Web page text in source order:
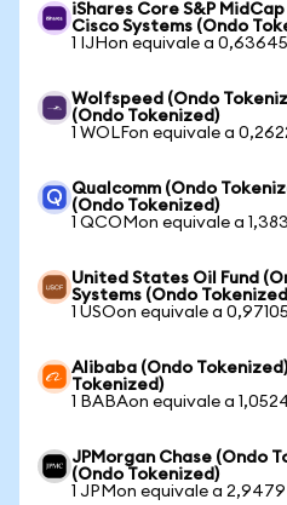
iShares Core S&P
Cisco Systems (Ondo
1 IJHon equivale a
Wolfspeed (Ondo
(Ondo Tokenized)
1 WOLFon equivale a
Qualcomm (Ondo
(Ondo Tokenized)
1 QCOMon equivale a
United States Oil Fund
Systems (Ondo
1 USOon equivale a
Alibaba (Ondo
Tokenized)
1 BABAon equivale a
JPMorgan Chase (Ondo
(Ondo Tokenized)
1 JPMon equivale a